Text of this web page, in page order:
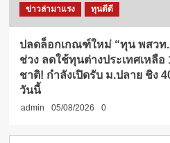
ข่าวล่ามาแรง ทุนดีดี
ปลดล็อกเกณฑ์ใหม่ “ทุน พสวท
ช่วง ลดใช้ทุนต่างประเทศเหลื
ชาติ! กำลังเปิดรับ ม.ปลาย ชิง
วันนี้
admin 05/08/2026 0